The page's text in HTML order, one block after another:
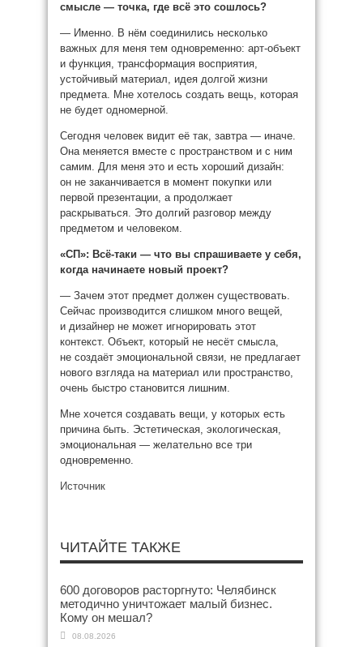
смысле — точка, где всё это сошлось?
— Именно. В нём соединились несколько
важных для меня тем одновременно: арт-объект
и функция, трансформация восприятия,
устойчивый материал, идея долгой жизни
предмета. Мне хотелось создать вещь, которая
не будет одномерной.
Сегодня человек видит её так, завтра — иначе.
Она меняется вместе с пространством и с ним
самим. Для меня это и есть хороший дизайн:
он не заканчивается в момент покупки или
первой презентации, а продолжает
раскрываться. Это долгий разговор между
предметом и человеком.
«СП»: Всё-таки — что вы спрашиваете у себя,
когда начинаете новый проект?
— Зачем этот предмет должен существовать.
Сейчас производится слишком много вещей,
и дизайнер не может игнорировать этот
контекст. Объект, который не несёт смысла,
не создаёт эмоциональной связи, не предлагает
нового взгляда на материал или пространство,
очень быстро становится лишним.
Мне хочется создавать вещи, у которых есть
причина быть. Эстетическая, экологическая,
эмоциональная — желательно все три
одновременно.
Источник
ЧИТАЙТЕ ТАКЖЕ
600 договоров расторгнуто: Челябинск
методично уничтожает малый бизнес.
Кому он мешал?
08.08.2026